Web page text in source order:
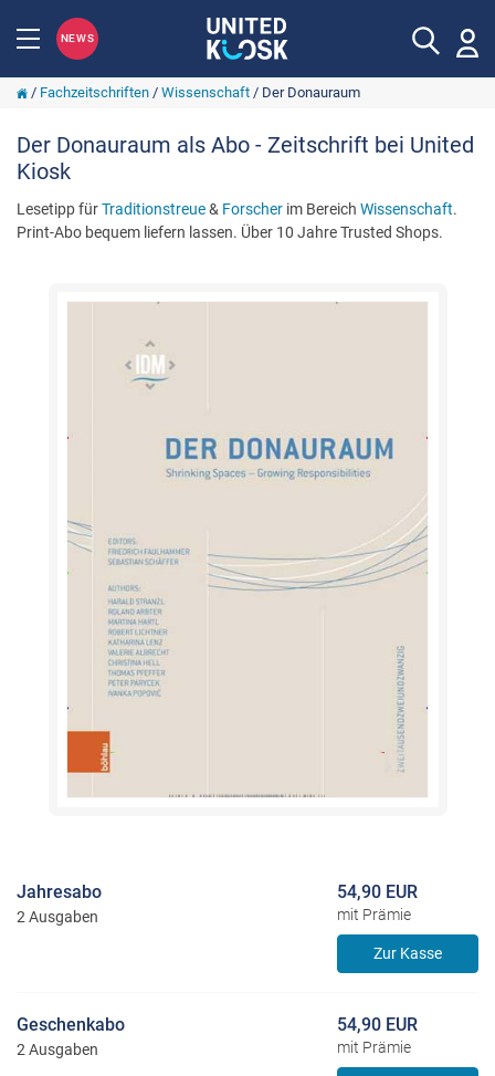
NEWS
/ Fachzeitschriften/ Wissenschaft/ Der Donauraum
Der Donauraum als Abo - Zeitschrift bei United
Kiosk
Lesetipp fürTraditionstreue& Forscher im Bereich Wissenschaft.
Print-Abo bequem liefern lassen. Über 10 Jahre Trusted Shops.
Jahresabo
2 Ausgaben
54,90 EUR
mit Prämie
Zur Kasse
Geschenkabo
2 Ausgaben
54,90 EUR
mit Prämie